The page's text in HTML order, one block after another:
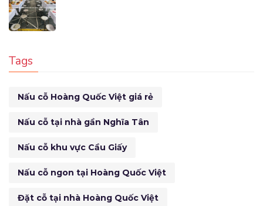
Tags
Nấu cỗ Hoàng Quốc Việt giá rẻ
Nấu cỗ tại nhà gần Nghĩa Tân
Nấu cỗ khu vực Cầu Giấy
Nấu cỗ ngon tại Hoàng Quốc Việt
Đặt cỗ tại nhà Hoàng Quốc Việt